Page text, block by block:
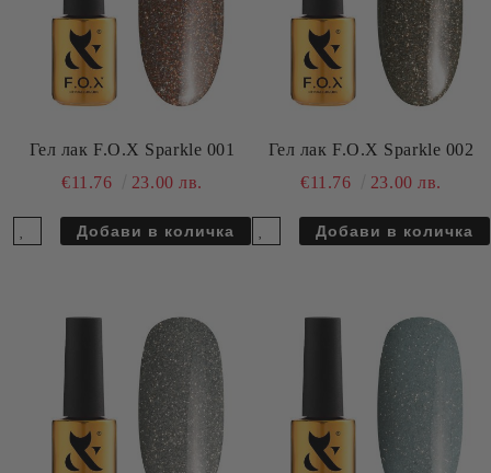
Гел лак F.O.X Sparkle 001
€11.76
23.00 лв.
Гел лак F.O.X Sparkle 002
€11.76
23.00 лв.